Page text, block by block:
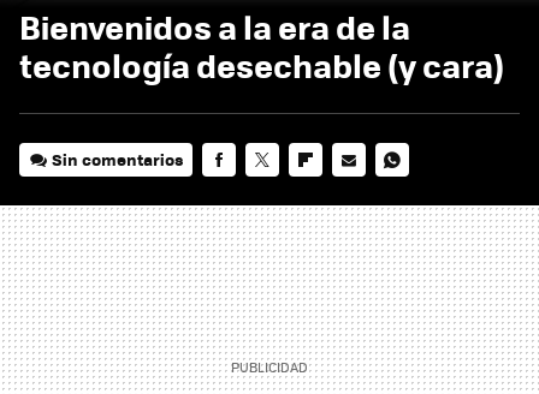
Bienvenidos a la era de la
tecnología desechable (y cara)
Sin comentarios
MAIL